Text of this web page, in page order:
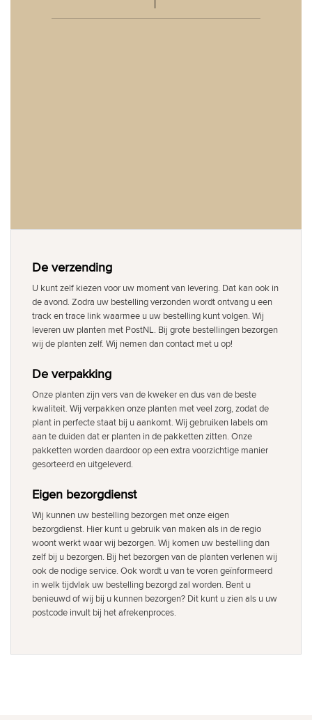
De verzending
U kunt zelf kiezen voor uw moment van levering. Dat kan ook in
de avond. Zodra uw bestelling verzonden wordt ontvang u een
track en trace link waarmee u uw bestelling kunt volgen. Wij
leveren uw planten met PostNL. Bij grote bestellingen bezorgen
wij de planten zelf. Wij nemen dan contact met u op!
De verpakking
Onze planten zijn vers van de kweker en dus van de beste
kwaliteit. Wij verpakken onze planten met veel zorg, zodat de
plant in perfecte staat bij u aankomt. Wij gebruiken labels om
aan te duiden dat er planten in de pakketten zitten. Onze
pakketten worden daardoor op een extra voorzichtige manier
gesorteerd en uitgeleverd.
Eigen bezorgdienst
Wij kunnen uw bestelling bezorgen met onze eigen
bezorgdienst. Hier kunt u gebruik van maken als in de regio
woont werkt waar wij bezorgen. Wij komen uw bestelling dan
zelf bij u bezorgen. Bij het bezorgen van de planten verlenen wij
ook de nodige service. Ook wordt u van te voren geïnformeerd
in welk tijdvlak uw bestelling bezorgd zal worden. Bent u
benieuwd of wij bij u kunnen bezorgen? Dit kunt u zien als u uw
postcode invult bij het afrekenproces.